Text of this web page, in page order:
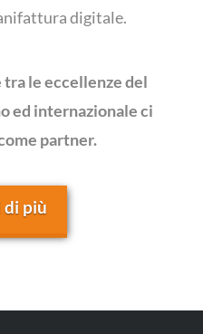
digitale.
le eccellenze del
ed internazionale ci
partner.
di più